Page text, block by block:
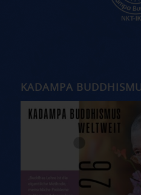
KADAMPA